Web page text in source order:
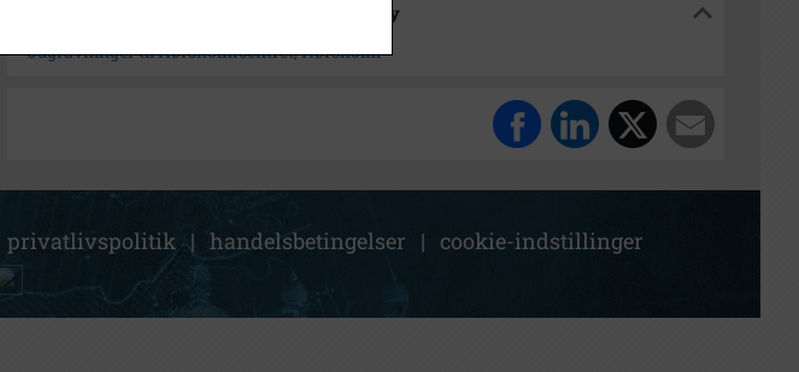
Søg videre i Lokalarkivet Alsønderup -Tjæreby
Udgravninger til Hørsholmcentret, Hørsholm
privatlivspolitik | handelsbetingelser | cookie-indstillinger